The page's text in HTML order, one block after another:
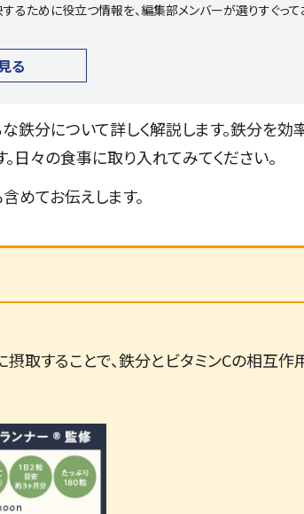
するために役立つ情報を、編集部メンバーが選りすぐっ
る
分について詳しく解説します。鉄分を効
日々の食事に取り入れてみてください。
めてお伝えします。
取することで、鉄分とビタミンCの相互作